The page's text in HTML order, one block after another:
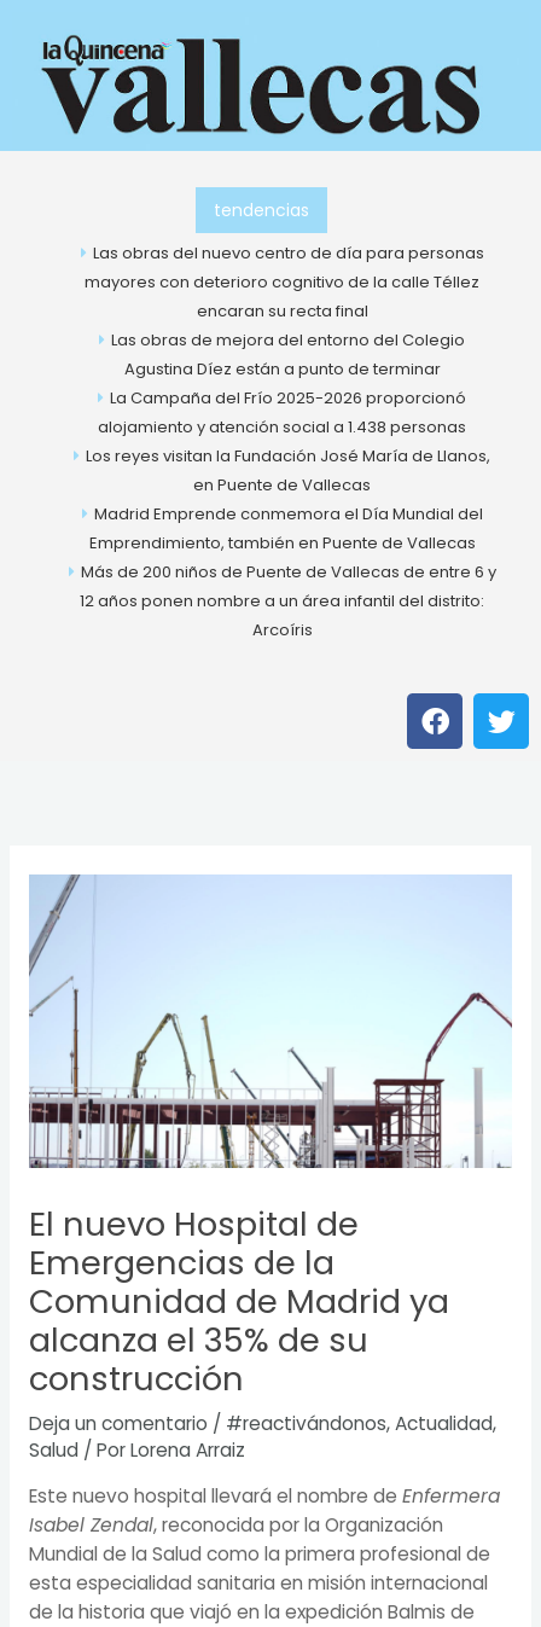
contenido
tendencias
Las obras del nuevo centro de día para personas
mayores con deterioro cognitivo de la calle Téllez
encaran su recta final
Las obras de mejora del entorno del Colegio
Agustina Díez están a punto de terminar
La Campaña del Frío 2025-2026 proporcionó
alojamiento y atención social a 1.438 personas
Los reyes visitan la Fundación José María de Llanos,
en Puente de Vallecas
Madrid Emprende conmemora el Día Mundial del
Emprendimiento, también en Puente de Vallecas
Más de 200 niños de Puente de Vallecas de entre 6 y
12 años ponen nombre a un área infantil del distrito:
Arcoíris
F
a
c
o
T
w
i
r
El nuevo Hospital de
Emergencias de la
Comunidad de Madrid ya
alcanza el 35% de su
construcción
Deja un comentario / #reactivándonos,Actualidad,
Salud / PorLorena Arraiz
Este nuevo hospital llevará el nombre de Enfermera
Isabel Zendal, reconocida por la Organización
Mundial de la Salud como la primera profesional de
esta especialidad sanitaria en misión internacional
de la historia que viajó en la expedición Balmis de